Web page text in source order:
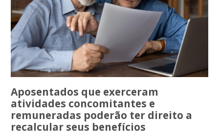
Aposentados que exerceram
atividades concomitantes e
remuneradas poderão ter direito a
recalcular seus benefícios